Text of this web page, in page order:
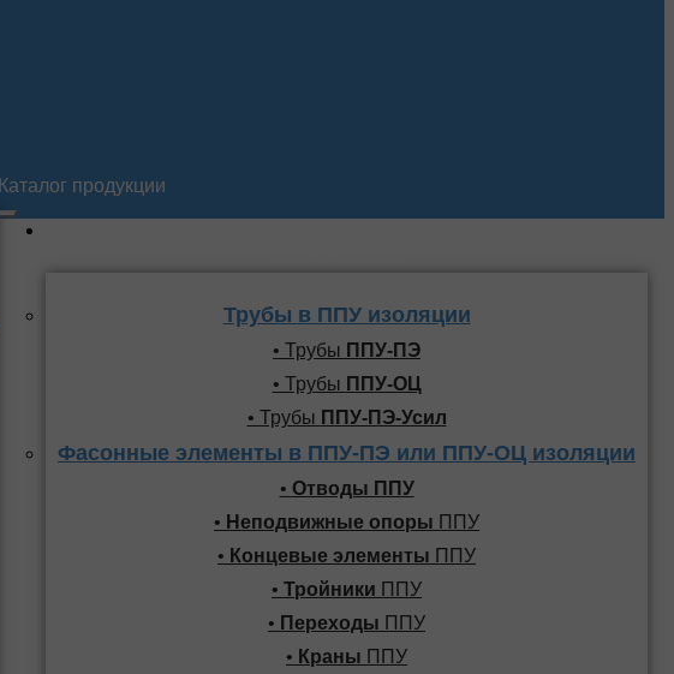
Каталог продукции
Трубы в ППУ изоляции
• Трубы ППУ-ПЭ
• Трубы ППУ-ОЦ
• Трубы ППУ-ПЭ-Усил
Фасонные элементы в ППУ-ПЭ или ППУ-ОЦ изоляции
• Отводы ППУ
• Неподвижные опоры ППУ
• Концевые элементы ППУ
• Тройники ППУ
• Переходы ППУ
• Краны ППУ